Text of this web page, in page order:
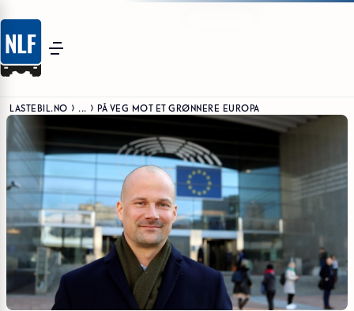
LASTEBIL.NO ... PÅ VEG MOT ET GRØNNERE EUROPA